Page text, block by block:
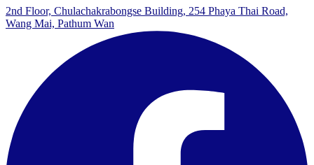
2nd Floor, Chulachakrabongse Building, 254 Phaya Thai Road,
Wang Mai, Pathum Wan